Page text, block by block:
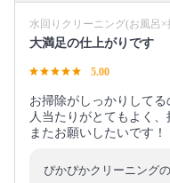
水回りクリーニング(お風呂×
大満足の仕上がりです
5.00
お掃除がしっかりしてる
人当たりがとてもよく
またお願いしたいです！
ぴかぴかクリーニング